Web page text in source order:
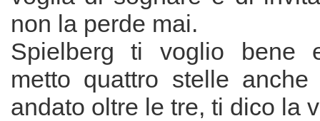
non la perde mai.
Spielberg ti voglio bene
metto quattro stelle
andato oltre le tre, ti dico la